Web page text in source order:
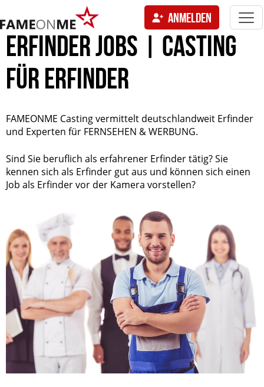
ANMELDEN
ERFINDER JOBS | CASTING
FÜR ERFINDER
FAMEONME Casting vermittelt deutschlandweit Erfinder
und Experten für FERNSEHEN & WERBUNG.
Sind Sie beruflich als erfahrener Erfinder tätig? Sie
kennen sich als Erfinder gut aus und können sich einen
Job als Erfinder vor der Kamera vorstellen?